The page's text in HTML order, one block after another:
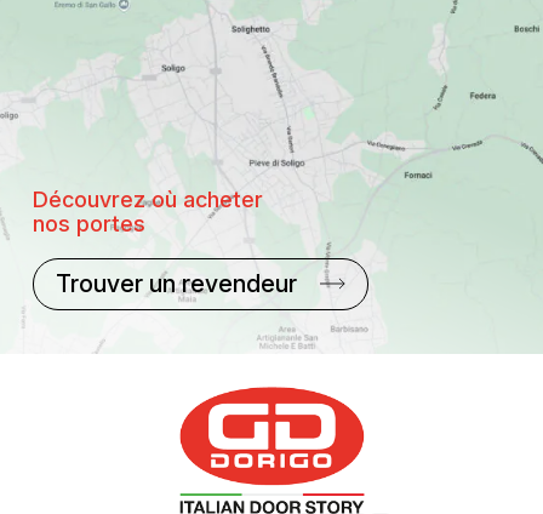
Découvrez où acheter
nos portes
Trouver un revendeur